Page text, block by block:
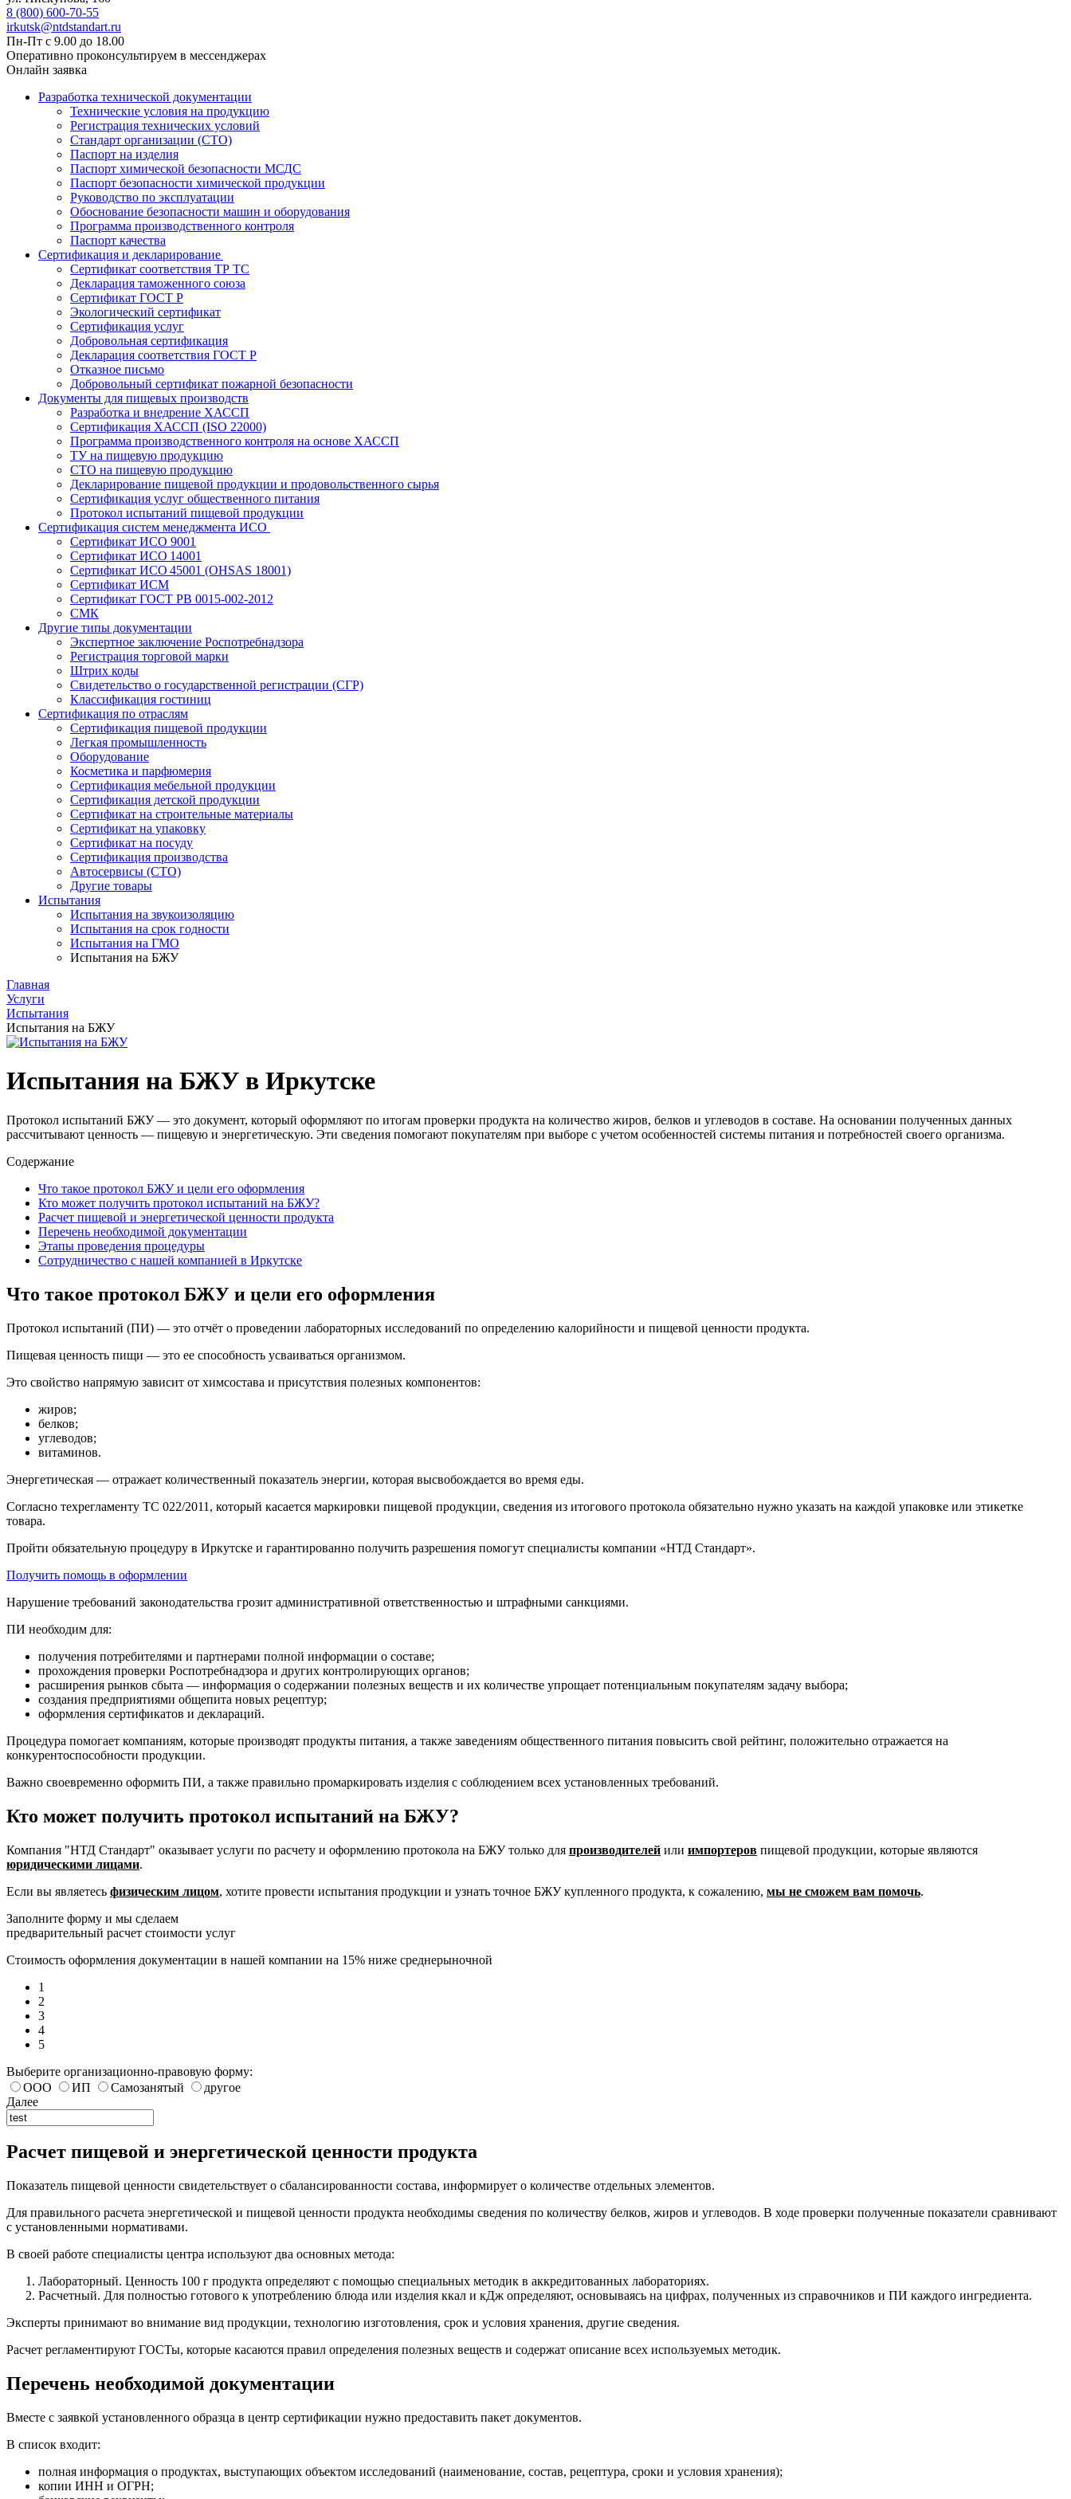
8 (800) 600-70-55
irkutsk@ntdstandart.ru
Пн-Пт с 9.00 до 18.00
Оперативно проконсультируем в мессенджерах
Онлайн заявка
Разработка технической документации
Технические условия на продукцию
Регистрация технических условий
Стандарт организации (СТО)
Паспорт на изделия
Паспорт химической безопасности МСДС
Паспорт безопасности химической продукции
Руководство по эксплуатации
Обоснование безопасности машин и оборудования
Программа производственного контроля
Паспорт качества
Сертификация и декларирование
Сертификат соответствия ТР ТС
Декларация таможенного союза
Сертификат ГОСТ Р
Экологический сертификат
Сертификация услуг
Добровольная сертификация
Декларация соответствия ГОСТ Р
Отказное письмо
Добровольный сертификат пожарной безопасности
Документы для пищевых производств
Разработка и внедрение ХАССП
Сертификация ХАССП (ISO 22000)
Программа производственного контроля на основе ХАССП
ТУ на пищевую продукцию
СТО на пищевую продукцию
Декларирование пищевой продукции и продовольственного сырья
Сертификация услуг общественного питания
Протокол испытаний пищевой продукции
Сертификация систем менеджмента ИСО
Сертификат ИСО 9001
Сертификат ИСО 14001
Сертификат ИСО 45001 (OHSAS 18001)
Сертификат ИСМ
Сертификат ГОСТ РВ 0015-002-2012
СМК
Другие типы документации
Экспертное заключение Роспотребнадзора
Регистрация торговой марки
Штрих коды
Свидетельство о государственной регистрации (СГР)
Классификация гостиниц
Сертификация по отраслям
Сертификация пищевой продукции
Легкая промышленность
Оборудование
Косметика и парфюмерия
Сертификация мебельной продукции
Сертификация детской продукции
Сертификат на строительные материалы
Сертификат на упаковку
Сертификат на посуду
Сертификация производства
Автосервисы (СТО)
Другие товары
Испытания
Испытания на звукоизоляцию
Испытания на срок годности
Испытания на ГМО
Испытания на БЖУ
Главная
Услуги
Испытания
Испытания на БЖУ
Испытания на БЖУ в Иркутске
Протокол испытаний БЖУ — это документ, который оформляют по итогам проверки продукта на количество жиров, белков и углеводов в составе. На основании полученных данных
рассчитывают ценность — пищевую и энергетическую. Эти сведения помогают покупателям при выборе с учетом особенностей системы питания и потребностей своего организма.
Содержание
Что такое протокол БЖУ и цели его оформления
Кто может получить протокол испытаний на БЖУ?
Расчет пищевой и энергетической ценности продукта
Перечень необходимой документации
Этапы проведения процедуры
Сотрудничество с нашей компанией в Иркутске
Что такое протокол БЖУ и цели его оформления
Протокол испытаний (ПИ) — это отчёт о проведении лабораторных исследований по определению калорийности и пищевой ценности продукта.
Пищевая ценность пищи — это ее способность усваиваться организмом.
Это свойство напрямую зависит от химсостава и присутствия полезных компонентов:
жиров;
белков;
углеводов;
витаминов.
Энергетическая — отражает количественный показатель энергии, которая высвобождается во время еды.
Согласно техрегламенту ТС 022/2011, который касается маркировки пищевой продукции, сведения из итогового протокола обязательно нужно указать на каждой упаковке или этикетке
товара.
Пройти обязательную процедуру в Иркутске и гарантированно получить разрешения помогут специалисты компании «НТД Стандарт».
Получить помощь в оформлении
Нарушение требований законодательства грозит административной ответственностью и штрафными санкциями.
ПИ необходим для:
получения потребителями и партнерами полной информации о составе;
прохождения проверки Роспотребнадзора и других контролирующих органов;
расширения рынков сбыта — информация о содержании полезных веществ и их количестве упрощает потенциальным покупателям задачу выбора;
создания предприятиями общепита новых рецептур;
оформления сертификатов и деклараций.
Процедура помогает компаниям, которые производят продукты питания, а также заведениям общественного питания повысить свой рейтинг, положительно отражается на
конкурентоспособности продукции.
Важно своевременно оформить ПИ, а также правильно промаркировать изделия с соблюдением всех установленных требований.
Кто может получить протокол испытаний на БЖУ?
Компания "НТД Стандарт" оказывает услуги по расчету и оформлению протокола на БЖУ только для производителей или импортеров пищевой продукции, которые являются
юридическими лицами.
Если вы являетесь физическим лицом, хотите провести испытания продукции и узнать точное БЖУ купленного продукта, к сожалению, мы не сможем вам помочь.
Заполните форму и мы сделаем
предварительный расчет стоимости услуг
Стоимость оформления документации в нашей компании на 15% ниже среднерыночной
1
2
3
4
5
Выберите организационно-правовую форму:
ООО
ИП Самозанятый
другое
Далее
Расчет пищевой и энергетической ценности продукта
Показатель пищевой ценности свидетельствует о сбалансированности состава, информирует о количестве отдельных элементов.
Для правильного расчета энергетической и пищевой ценности продукта необходимы сведения по количеству белков, жиров и углеводов. В ходе проверки полученные показатели сравнивают
с установленными нормативами.
В своей работе специалисты центра используют два основных метода:
Лабораторный. Ценность 100 г продукта определяют с помощью специальных методик в аккредитованных лабораториях.
Расчетный. Для полностью готового к употреблению блюда или изделия ккал и кДж определяют, основываясь на цифрах, полученных из справочников и ПИ каждого ингредиента.
Эксперты принимают во внимание вид продукции, технологию изготовления, срок и условия хранения, другие сведения.
Расчет регламентируют ГОСТы, которые касаются правил определения полезных веществ и содержат описание всех используемых методик.
Перечень необходимой документации
Вместе с заявкой установленного образца в центр сертификации нужно предоставить пакет документов.
В список входит:
полная информация о продуктах, выступающих объектом исследований (наименование, состав, рецептура, сроки и условия хранения);
копии ИНН и ОГРН;